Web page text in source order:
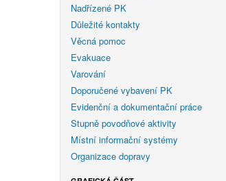
Nadřízené PK
Důležité kontakty
Věcná pomoc
Evakuace
Varování
Doporučené vybavení PK
Evidenční a dokumentační práce
Stupně povodňové aktivity
Místní informační systémy
Organizace dopravy